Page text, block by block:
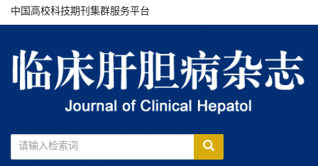
中国高校科技期刊集群服务平台